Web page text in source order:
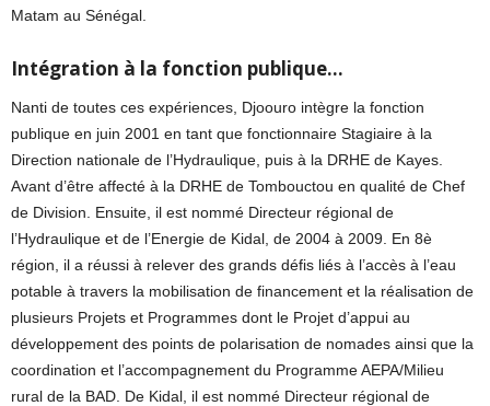
Matam au Sénégal.
Intégration à la fonction publique…
Nanti de toutes ces expériences, Djoouro intègre la fonction
publique en juin 2001 en tant que fonctionnaire Stagiaire à la
Direction nationale de l’Hydraulique, puis à la DRHE de Kayes.
Avant d’être affecté à la DRHE de Tombouctou en qualité de Chef
de Division. Ensuite, il est nommé Directeur régional de
l’Hydraulique et de l’Energie de Kidal, de 2004 à 2009. En 8è
région, il a réussi à relever des grands défis liés à l’accès à l’eau
potable à travers la mobilisation de financement et la réalisation de
plusieurs Projets et Programmes dont le Projet d’appui au
développement des points de polarisation de nomades ainsi que la
coordination et l’accompagnement du Programme AEPA/Milieu
rural de la BAD. De Kidal, il est nommé Directeur régional de